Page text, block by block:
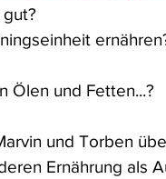
Ölen und Fetten...?
und Torben
Ernährung als